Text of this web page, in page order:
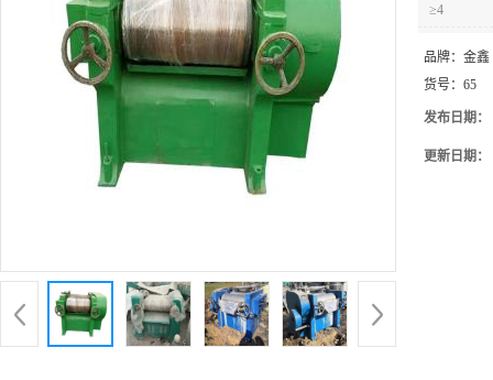
≥4
品牌： 金鑫
货号： 65
发布日期：
更新日期：